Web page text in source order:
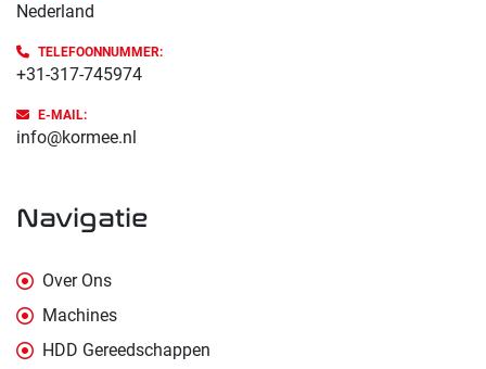
Nederland
TELEFOONNUMMER:
+31-317-745974
E-MAIL:
info@kormee.nl
navigatie
Over Ons
Machines
HDD Gereedschappen